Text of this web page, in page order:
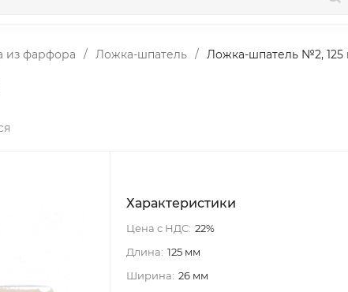
из фарфора / Ложка-шпатель / Ложка-шпатель №2, 125
Характеристики
Цена с НДС: 22%
Длина: 125 мм
Ширина: 26 мм